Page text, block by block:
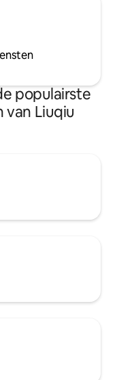
populairste
van Liuqiu